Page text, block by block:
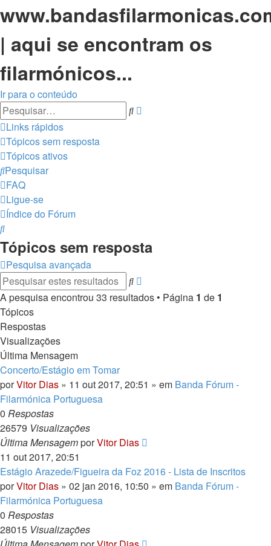
| aqui se encontram os
filarmónicos...
Ir para o conteúdo
Pesquisar
Links rápidos
Tópicos sem resposta
Tópicos ativos
Pesquisar
FAQ
Ligue-se
Índice do Fórum
Pesquisar
Tópicos sem resposta
Pesquisa avançada
Pesquisar
avançada
A pesquisa encontrou 33 resultados • Página 1 de 1
Tópicos
Respostas
Visualizações
Última Mensagem
Concerto/Estágio em Tomar
porVitor Dias » 11 out 2017, 20:51 » em Banda Fórum -
Filarmónica Portuguesa
0 Respostas
26579 Visualizações
Última MensagemporVitor Dias
11 out 2017, 20:51
Estágio Arazede/Figueira da Foz 2016 - Lista de Inscritos
porVitor Dias » 02 jan 2016, 10:50 » em Banda Fórum -
Filarmónica Portuguesa
0 Respostas
28015 Visualizações